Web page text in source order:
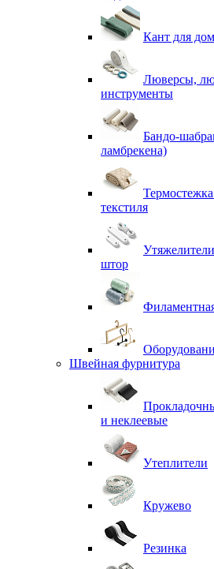
Кант для
Люверсы,
инструменты
Бандо-
ламбрекена)
текстиля
штор
Швейная фурнитура
и неклеевые
Утеплители
Кружево
Резинка